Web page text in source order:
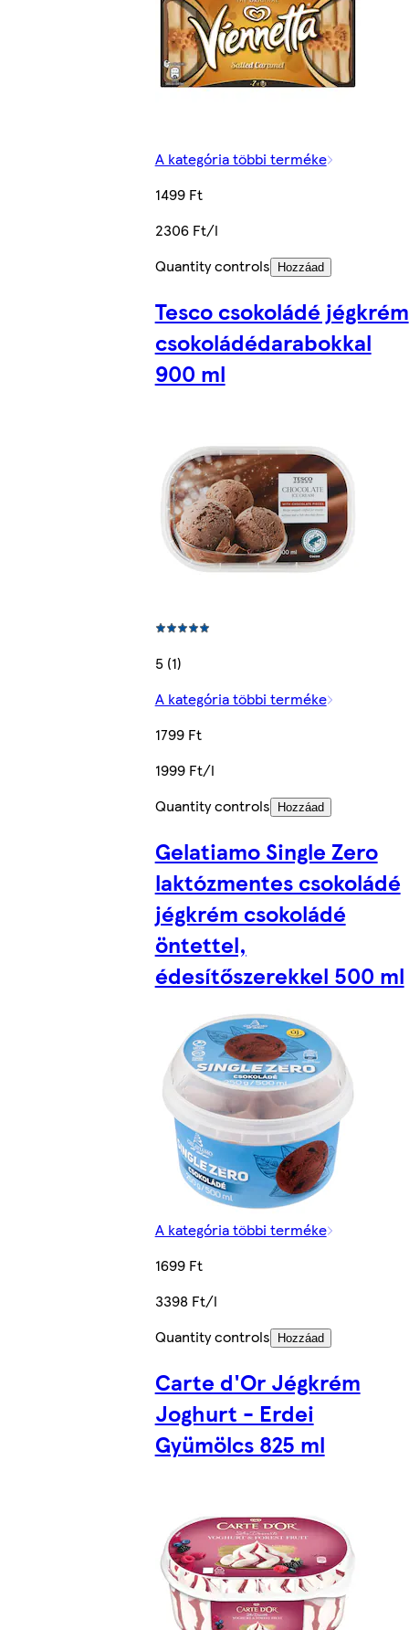
A kategória többi terméke
1499 Ft
2306 Ft/l
Quantity controls
Hozzáad
Tesco csokoládé jégkrém
csokoládédarabokkal
900 ml
5 (1)
A kategória többi terméke
1799 Ft
1999 Ft/l
Quantity controls
Hozzáad
Gelatiamo Single Zero
laktózmentes csokoládé
jégkrém csokoládé
öntettel,
édesítőszerekkel 500 ml
A kategória többi terméke
1699 Ft
3398 Ft/l
Quantity controls
Hozzáad
Carte d'Or Jégkrém
Joghurt - Erdei
Gyümölcs 825 ml